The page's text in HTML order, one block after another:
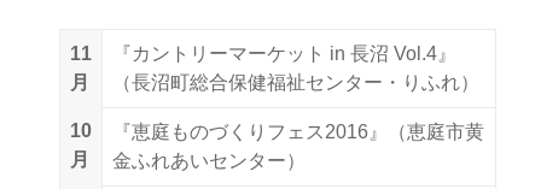
11
月
『カントリーマーケット in 長沼 Vol.4』
（長沼町総合保健福祉センター・りふれ）
10
月
『恵庭ものづくりフェス2016』（恵庭市黄
金ふれあいセンター）